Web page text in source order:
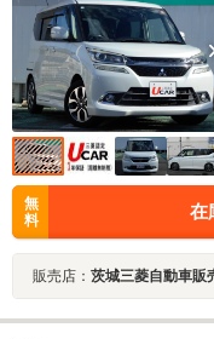
無
料
在
販売店： 茨城三菱自動車販